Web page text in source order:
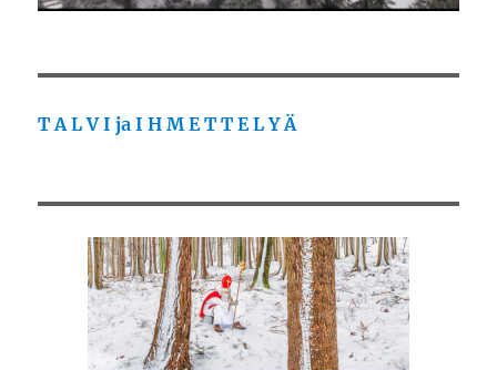
T A L V I ja I H M E T T E L Y Ä